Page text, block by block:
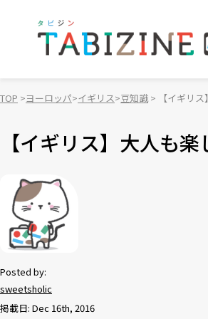
TOP ヨーロッパ イギリス 豆知識 【イギリ
【イギリス】大人も
Posted by:
sweetsholic
掲載日: Dec 16th, 2016